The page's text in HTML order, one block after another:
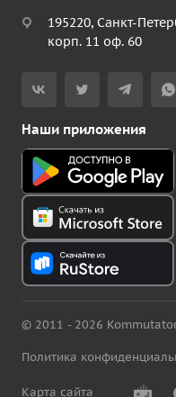
195220, Санкт-
корп. 11 оф. 60
Наши приложения
© 2011 - 2026
Политика
Карта сайта